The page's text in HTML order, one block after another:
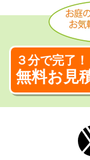
３分で完了！
無料お見